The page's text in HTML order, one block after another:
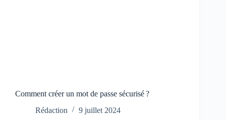
Comment créer un mot de passe sécurisé ?
Rédaction
9 juillet 2024